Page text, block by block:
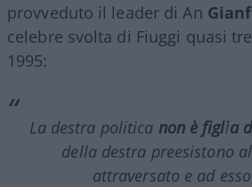
provveduto il leader di An
celebre svolta di Fiuggi quasi
1995:
La destra politica non è figlia
della destra preesistono
attraversato e ad